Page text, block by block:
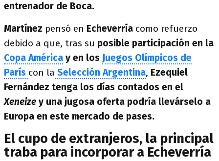
entrenador de Boca.
Martínez pensó en Echeverría como refuerzo
debido a que, tras su posible participación en la
Copa América y en los Juegos Olímpicos de
París con la Selección Argentina, Ezequiel
Fernández tenga los días contados en el
Xeneize y una jugosa oferta podría llevárselo a
Europa en este mercado de pases.
El cupo de extranjeros, la principal
traba para incorporar a Echeverría